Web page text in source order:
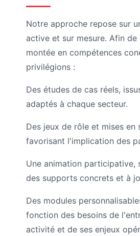
Notre approche repose sur
active et sur mesure. Afin de
montée en compétences
privilégions :
Des études de cas réels,
adaptés à chaque secteur.
Des jeux de rôle et mises en
favorisant l'implication des
Une animation participative,
des supports concrets et à
Des modules
fonction des besoins de
activité et de ses enjeux